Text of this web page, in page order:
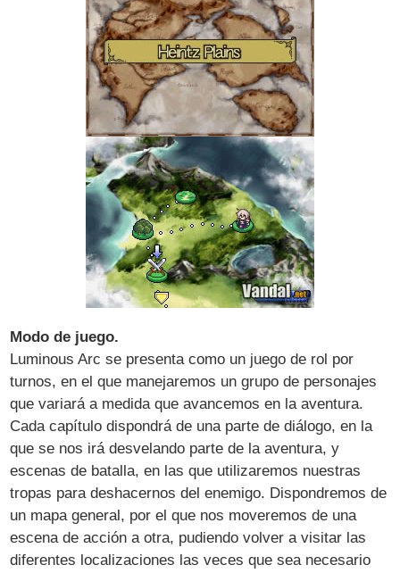
Modo de juego.
Luminous Arc se presenta como un juego de rol por
turnos, en el que manejaremos un grupo de personajes
que variará a medida que avancemos en la aventura.
Cada capítulo dispondrá de una parte de diálogo, en la
que se nos irá desvelando parte de la aventura, y
escenas de batalla, en las que utilizaremos nuestras
tropas para deshacernos del enemigo. Dispondremos de
un mapa general, por el que nos moveremos de una
escena de acción a otra, pudiendo volver a visitar las
diferentes localizaciones las veces que sea necesario